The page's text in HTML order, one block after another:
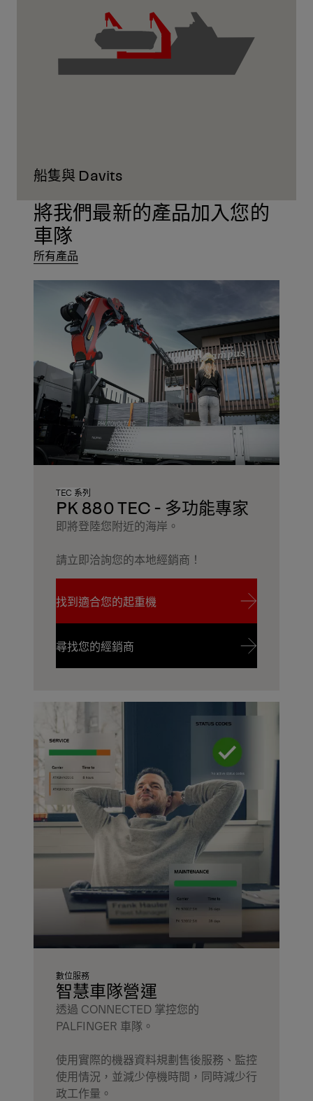
船隻與 Davits
將我們最新的產品加入您的
車隊
所有產品
PK 880 TEC - 多功能專家
TEC 系列
即將登陸您附近的海岸。
請立即洽詢您的本地經銷商！
找到適合您的起重機
找到適合您的起重機
尋找您的經銷商
智慧車隊營運
數位服務
透過 CONNECTED 掌控您的
PALFINGER 車隊。
使用實際的機器資料規劃售後服務、監控
使用情況，並減少停機時間，同時減少行
政工作量。